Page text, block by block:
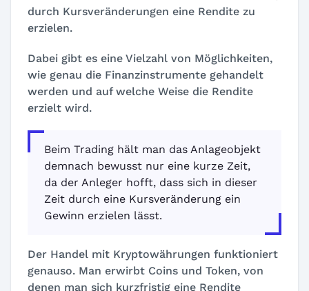
durch Kursveränderungen eine Rendite zu
erzielen.
Dabei gibt es eine Vielzahl von Möglichkeiten,
wie genau die Finanzinstrumente gehandelt
werden und auf welche Weise die Rendite
erzielt wird.
Beim Trading hält man das Anlageobjekt
demnach bewusst nur eine kurze Zeit,
da der Anleger hofft, dass sich in dieser
Zeit durch eine Kursveränderung ein
Gewinn erzielen lässt.
Der Handel mit Kryptowährungen funktioniert
genauso. Man erwirbt Coins und Token, von
denen man sich kurzfristig eine Rendite